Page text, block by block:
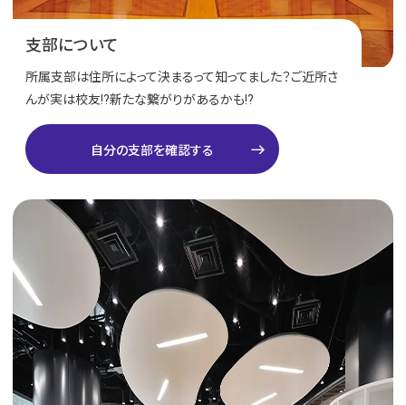
支部について
所属支部は住所によって決まるって知ってました？ご近所さ
んが実は校友!?新たな繋がりがあるかも!?
自分の支部を確認する east